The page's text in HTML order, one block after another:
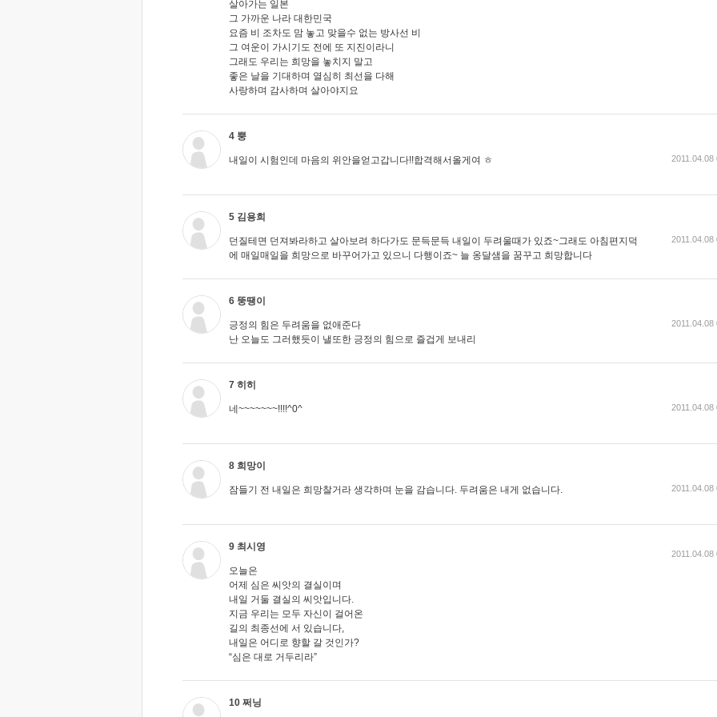
살아가는 일본
그 가까운 나라 대한민국
요즘 비 조차도 맘 놓고 맞을수 없는 방사선 비
그 여운이 가시기도 전에 또 지진이라니
그래도 우리는 희망을 놓치지 말고
좋은 날을 기대하며 열심히 최선을 다해
사랑하며 감사하며 살아야지요
4 뿡
내일이 시험인데 마음의 위안을얻고갑니다!!합격해서올게여 ㅎ 2011.04.08
5 김용희
던질테면 던져봐라하고 살아보려 하다가도 문득문득 내일이 두려울때가 있죠~그래도 아침편지덕
에 매일매일을 희망으로 바꾸어가고 있으니 다행이죠~ 늘 옹달샘을 꿈꾸고 희망합니다
2011.04.08
6 뚱땡이
긍정의 힘은 두려움을 없애준다
난 오늘도 그러했듯이 낼또한 긍정의 힘으로 즐겁게 보내리
2011.04.08
7 히히
네~~~~~~~!!!!^0^ 2011.04.08
8 희망이
잠들기 전 내일은 희망찰거라 생각하며 눈을 감습니다. 두려움은 내게 없습니다. 2011.04.08
9 최시영
오늘은
어제 심은 씨앗의 결실이며
내일 거둘 결실의 씨앗입니다.
지금 우리는 모두 자신이 걸어온
길의 최종선에 서 있습니다,
내일은 어디로 향할 갈 것인가?
“심은 대로 거두리라”
2011.04.08
10 쩌닝